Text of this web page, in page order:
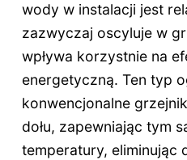
wody w instalacji jest
zazwyczaj oscyluje w
wpływa korzystnie na
energetyczną. Ten typ
konwencjonalne
dołu, zapewniając tym
temperatury, eliminując